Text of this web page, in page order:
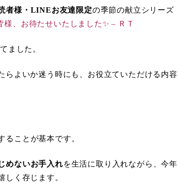
者様・LINEお友達限定の季節の献立シリーズ
様、お待たせいたしました✨ – ＲＴ
ました。
らよいか迷う時にも、お役立ていただける内容
ることが基本です。
めないお手入れを生活に取り入れながら、今年
しく存じます。